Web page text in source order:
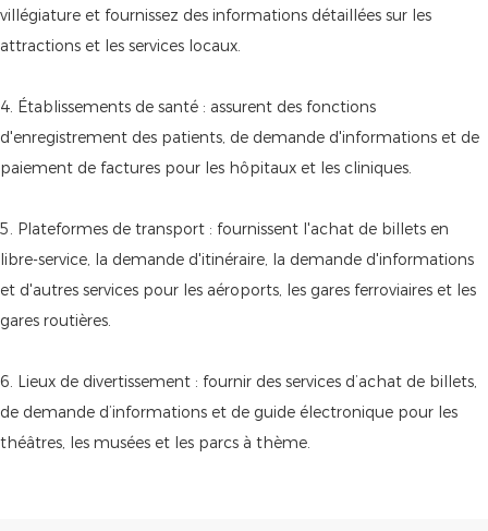
villégiature et fournissez des informations détaillées sur les
attractions et les services locaux.
4. Établissements de santé : assurent des fonctions
d'enregistrement des patients, de demande d'informations et de
paiement de factures pour les hôpitaux et les cliniques.
5. Plateformes de transport : fournissent l'achat de billets en
libre-service, la demande d'itinéraire, la demande d'informations
et d'autres services pour les aéroports, les gares ferroviaires et les
gares routières.
6. Lieux de divertissement : fournir des services d’achat de billets,
de demande d’informations et de guide électronique pour les
théâtres, les musées et les parcs à thème.